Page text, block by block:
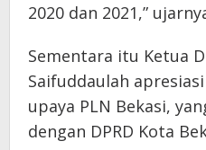
2020 dan 2021,”
Sementara itu Ketua
Saifuddaulah
upaya PLN Bekasi,
dengan DPRD Kota